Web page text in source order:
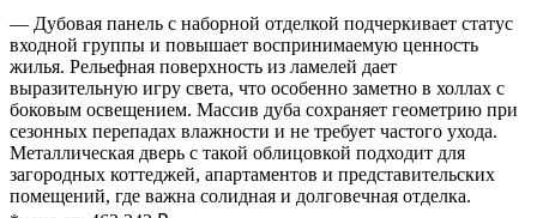
— Дубовая панель с наборной отделкой подчеркивает статус
входной группы и повышает воспринимаемую ценность
жилья. Рельефная поверхность из ламелей дает
выразительную игру света, что особенно заметно в холлах с
боковым освещением. Массив дуба сохраняет геометрию при
сезонных перепадах влажности и не требует частого ухода.
Металлическая дверь с такой облицовкой подходит для
загородных коттеджей, апартаментов и представительских
помещений, где важна солидная и долговечная отделка.